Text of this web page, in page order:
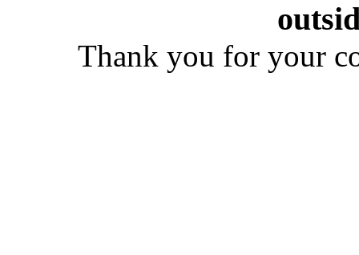
Thank you for your